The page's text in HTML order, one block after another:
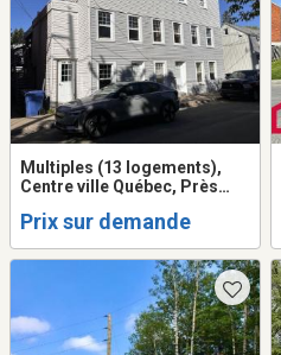
Multiples (13 logements),
Centre ville Québec, Près
locaitres excellents,
Prix sur demande